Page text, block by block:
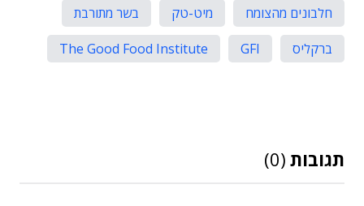
חלבונים מהצומח
מיט-טק
בשר מתורבת
ברקליס
GFI
The Good Food Institute
תגובות (0)